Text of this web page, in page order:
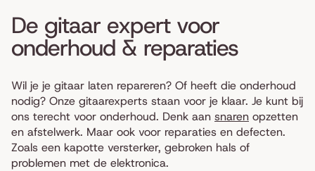
De gitaar expert voor
onderhoud & reparaties
Wil je je gitaar laten repareren? Of heeft die onderhoud
nodig? Onze gitaarexperts staan voor je klaar. Je kunt bij
ons terecht voor onderhoud. Denk aan snaren opzetten
en afstelwerk. Maar ook voor reparaties en defecten.
Zoals een kapotte versterker, gebroken hals of
problemen met de elektronica.